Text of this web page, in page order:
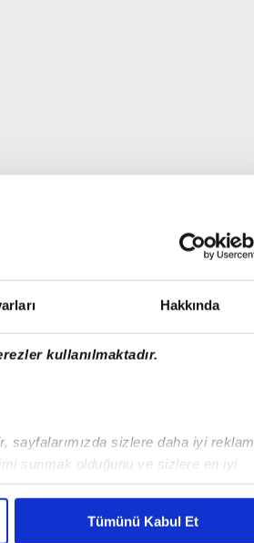
Hakkında
kullanılmaktadır.
sizlere daha iyi reklam
sunmak olduğunu ve sizlere en iyi
maliyetlerimizi karşılamak
Tümünü Kabul Et